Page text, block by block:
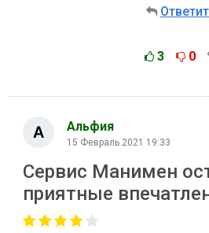
3 0
Альфия
15 Февраль 2021 19:33
Сервис Манимен
приятные